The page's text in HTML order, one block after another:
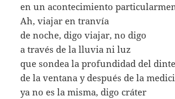
en un acontecimiento
Ah, viajar en tranvía
de noche, digo viajar, no digo
a través de la lluvia ni luz
que sondea la profundidad del
de la ventana y después de la
ya no es la misma, digo cráter